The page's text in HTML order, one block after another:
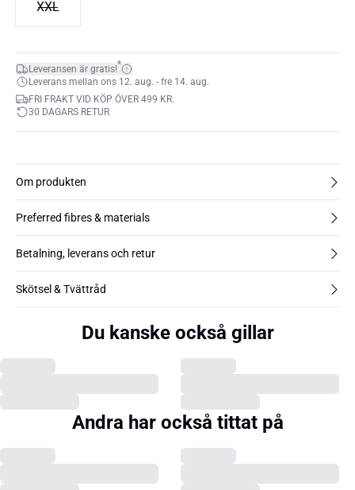
XXL
Leveransen är gratis!*
Leverans mellan ons 12. aug. - fre 14. aug.
FRI FRAKT VID KÖP ÖVER 499 KR.
30 DAGARS RETUR
Om produkten
Preferred fibres & materials
Betalning, leverans och retur
Skötsel & Tvättråd
Du kanske också gillar
Andra har också tittat på